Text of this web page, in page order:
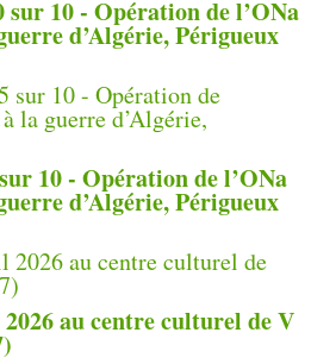
sur 10 - Opération de l’ONa
d’Algérie, Périgueux
10 - Opération de l’ONa
d’Algérie, Périgueux
au centre culturel de V